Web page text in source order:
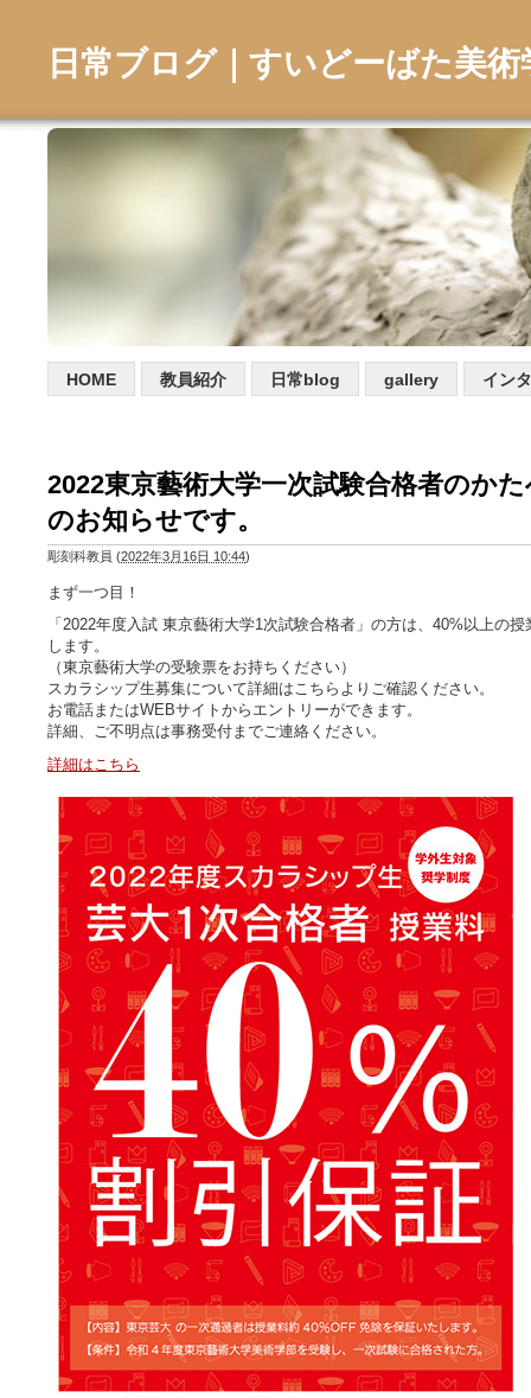
日常ブログ｜すいどーばた美術
HOME 教員紹介 日常blog gallery イン
2022東京藝術大学一次試験合格者のか
のお知らせです。
彫刻科教員 (2022年3月16日 10:44)
まず一つ目！
「2022年度入試 東京藝術大学1次試験合格者」の方は、40%以上の
します。
（東京藝術大学の受験票をお持ちください）
スカラシップ生募集について詳細はこちらよりご確認ください。
お電話またはWEBサイトからエントリーができます。
詳細、ご不明点は事務受付までご連絡ください。
詳細はこちら